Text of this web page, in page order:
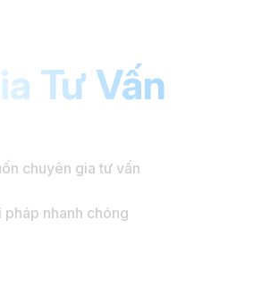
Tư Vấn
chuyên gia tư vấn
nhanh chóng